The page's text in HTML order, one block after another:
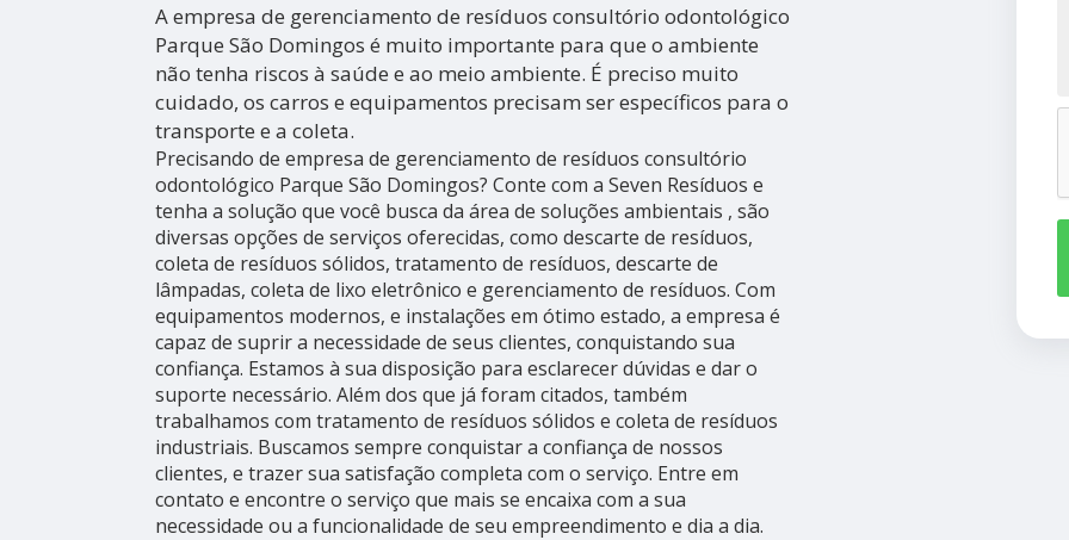
A empresa de gerenciamento de resíduos consultório odontológico
Parque São Domingos é muito importante para que o ambiente
não tenha riscos à saúde e ao meio ambiente. É preciso muito
cuidado, os carros e equipamentos precisam ser específicos para o
transporte e a coleta.
Precisando de empresa de gerenciamento de resíduos consultório
odontológico Parque São Domingos? Conte com a Seven Resíduos e
tenha a solução que você busca da área de soluções ambientais , são
diversas opções de serviços oferecidas, como descarte de resíduos,
coleta de resíduos sólidos, tratamento de resíduos, descarte de
lâmpadas, coleta de lixo eletrônico e gerenciamento de resíduos. Com
equipamentos modernos, e instalações em ótimo estado, a empresa é
capaz de suprir a necessidade de seus clientes, conquistando sua
confiança. Estamos à sua disposição para esclarecer dúvidas e dar o
suporte necessário. Além dos que já foram citados, também
trabalhamos com tratamento de resíduos sólidos e coleta de resíduos
industriais. Buscamos sempre conquistar a confiança de nossos
clientes, e trazer sua satisfação completa com o serviço. Entre em
contato e encontre o serviço que mais se encaixa com a sua
necessidade ou a funcionalidade de seu empreendimento e dia a dia.